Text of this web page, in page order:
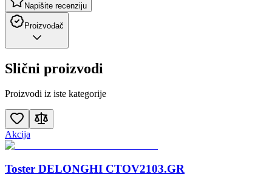
Napišite recenziju
Proizvođač
Slični proizvodi
Proizvodi iz iste kategorije
Akcija
Toster DELONGHI CTOV2103.GR